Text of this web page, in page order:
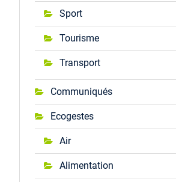
Sport
Tourisme
Transport
Communiqués
Ecogestes
Air
Alimentation